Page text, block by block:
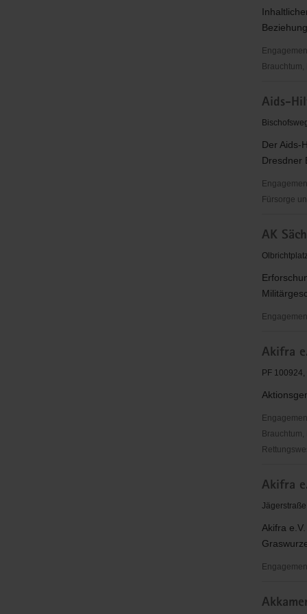
e.
V.
Aids-
Der Aids-
Dresdner
Fürsorge
Hilfe
Dresden
AK
Sächsische
V.
Dresden
Akifra
PF
e.
V.
Akifra
Akifra
e.V.